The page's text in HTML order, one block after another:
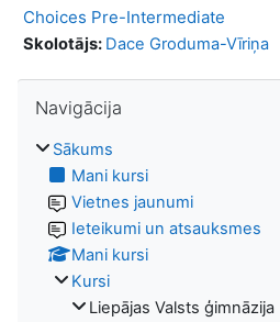
Choices Pre-Intermediate
Skolotājs: Dace Groduma-Vīriņa
Navigācija
Sākums
Mani kursi
Vietnes jaunumi
Ieteikumi un atsauksmes
Mani kursi
Kursi
Liepājas Valsts ģimnāzija